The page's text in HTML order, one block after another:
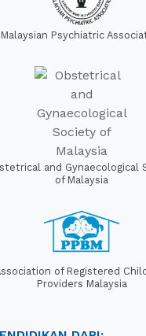
Malaysian Psychiatric
and Gynaecological
of Malaysia
of Registered
Providers Malaysia